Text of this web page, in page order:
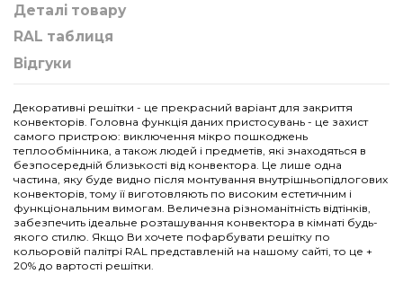
Деталі товару
RAL таблиця
Відгуки
Декоративні решітки - це прекрасний варіант для закриття
конвекторів. Головна функція даних пристосувань - це захист
самого пристрою: виключення мікро пошкоджень
теплообмінника, а також людей і предметів, які знаходяться в
безпосередній близькості від конвектора. Це лише одна
частина, яку буде видно після монтування внутрішньопідлогових
конвекторів, тому її виготовляють по високим естетичним і
функціональним вимогам. Величезна різноманітність відтінків,
забезпечить ідеальне розташування конвектора в кімнаті будь-
якого стилю. Якщо Ви хочете пофарбувати решітку по
кольоровій палітрі RAL представленій на нашому сайті, то це +
20% до вартості решітки.